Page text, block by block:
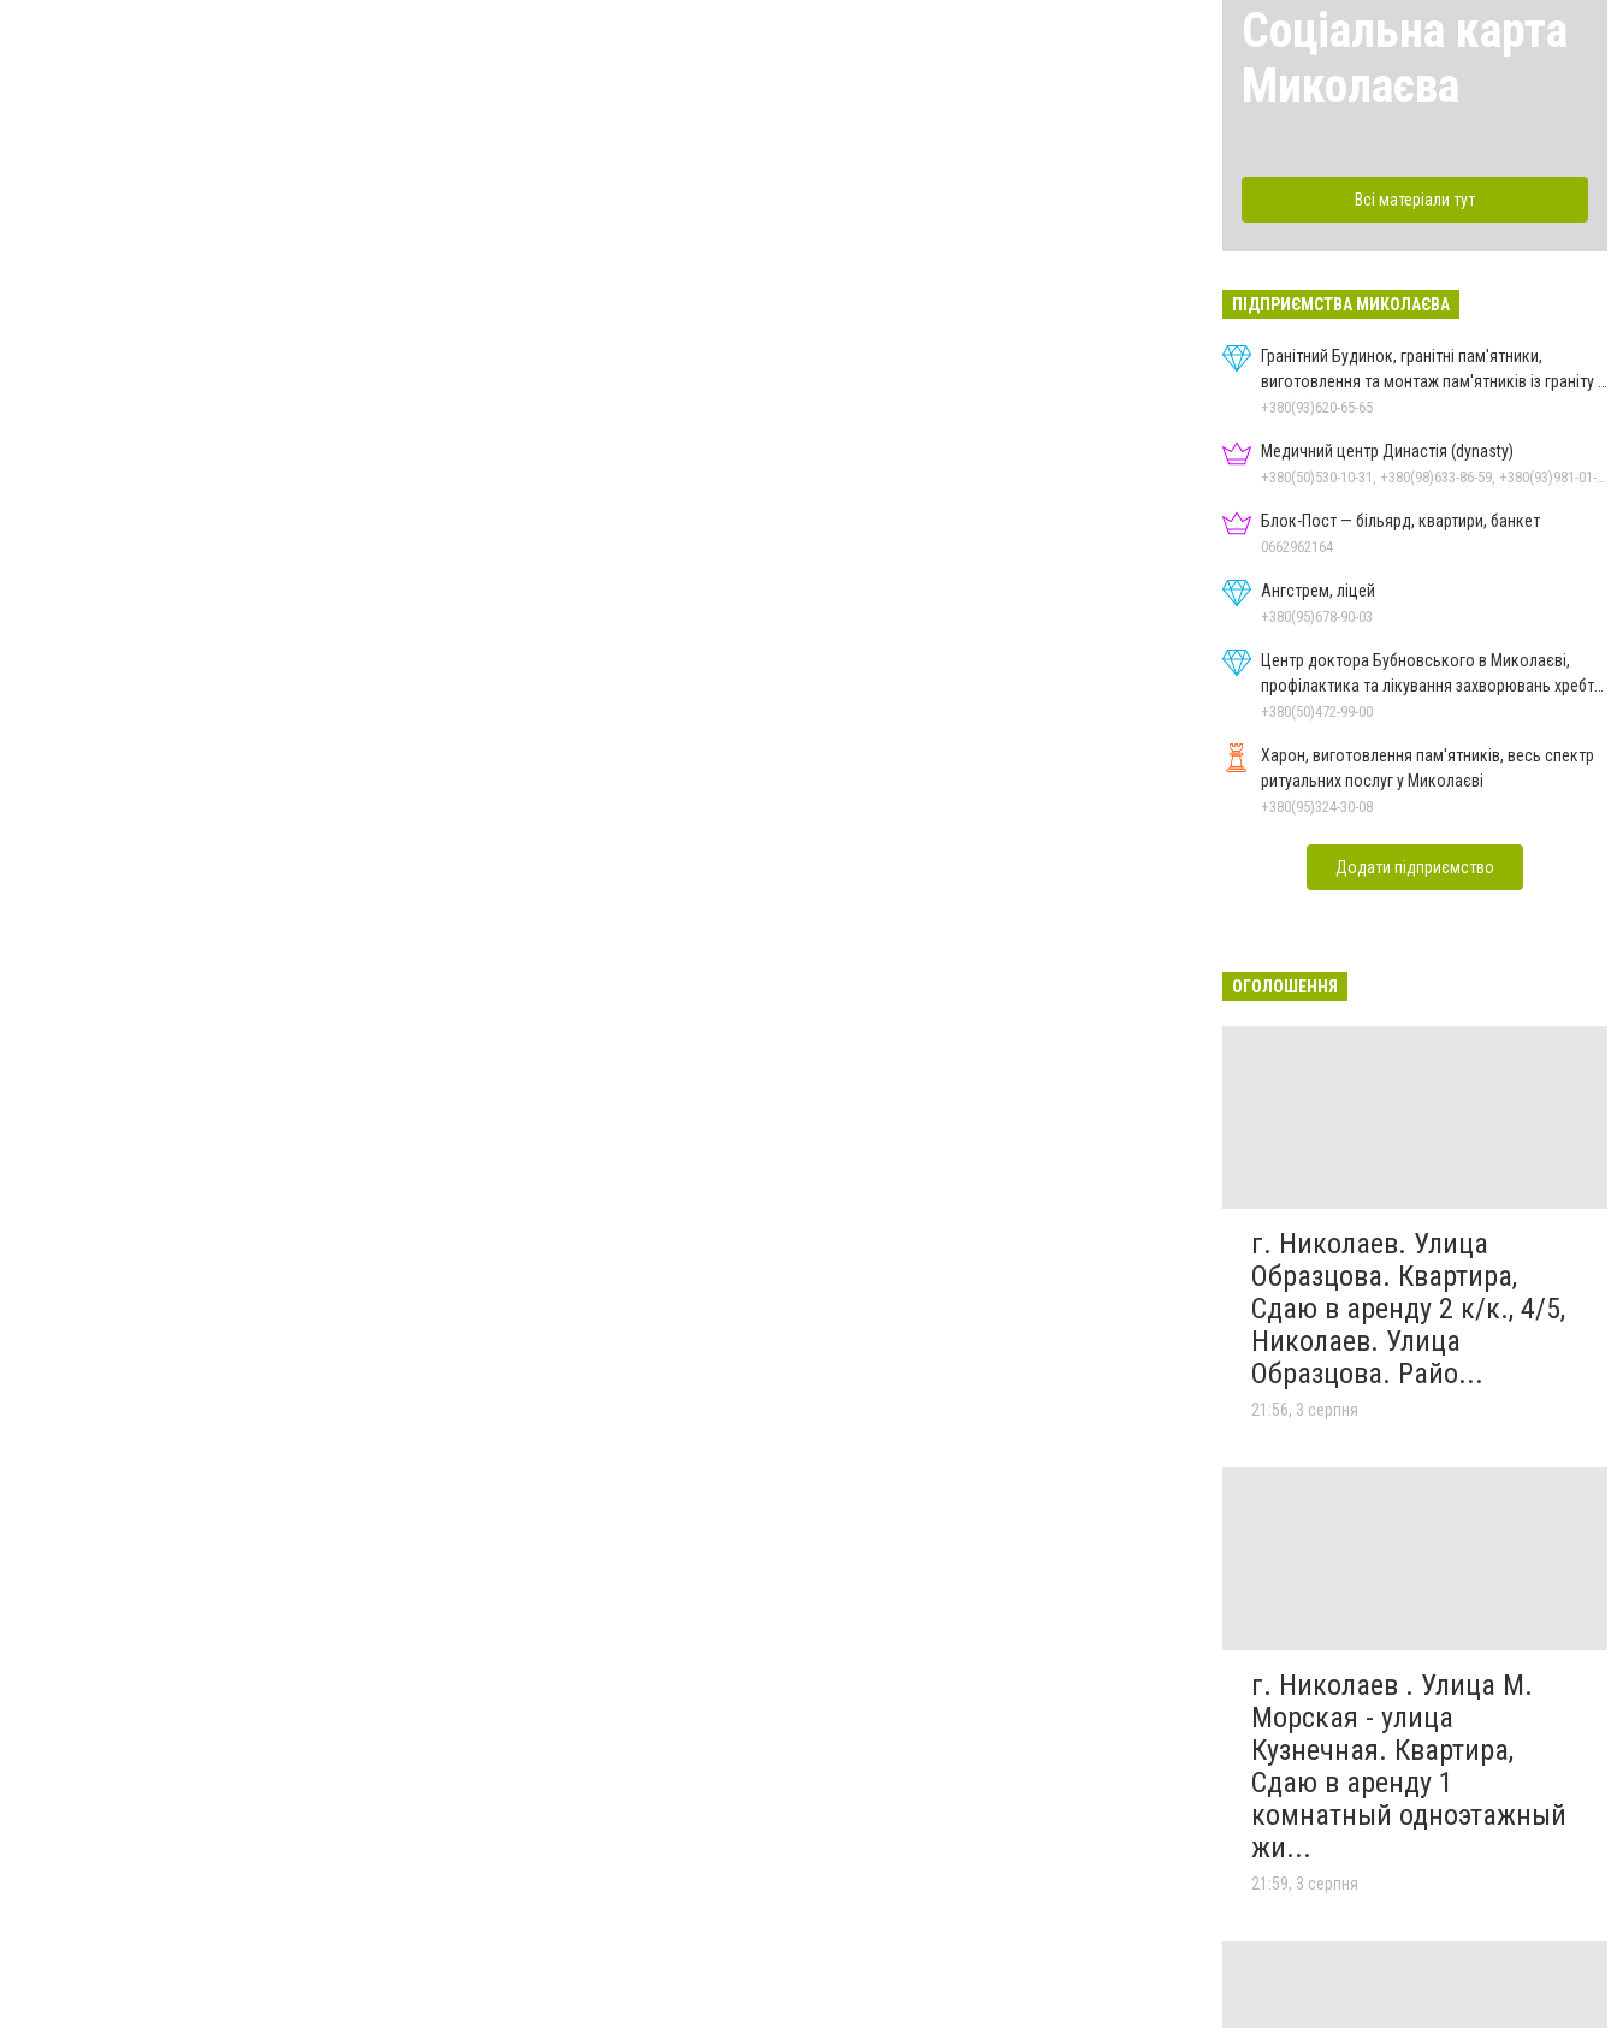
Соціальна карта
Миколаєва
Всі матеріали тут
ПІДПРИЄМСТВА МИКОЛАЄВА
Гранітний Будинок, гранітні пам'ятники,
виготовлення та монтаж пам'ятників із граніту в
Миколаєві
+380(93)620-65-65
Медичний центр Династія (dynasty)
Блок-Пост — більярд, квартири, банкет
0662962164
Ангстрем, ліцей
+380(95)678-90-03
Центр доктора Бубновського в Миколаєві,
профілактика та лікування захворювань хребта
і суглобів
+380(50)472-99-00
Харон, виготовлення пам'ятників, весь спектр
ритуальних послуг у Миколаєві
+380(95)324-30-08
Додати підприємство
ОГОЛОШЕННЯ
г. Николаев. Улица
Образцова. Квартира,
Сдаю в аренду 2 к/к., 4/5,
Николаев. Улица
Образцова. Райо...
21:56, 3 серпня
г. Николаев . Улица М.
Морская - улица
Кузнечная. Квартира,
Сдаю в аренду 1
комнатный одноэтажный
жи...
21:59, 3 серпня